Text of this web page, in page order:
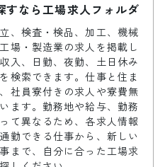
すなら工場求人フォルダ
、検査・検品、加工、機械
場・製造業の求人を掲載し
入、日勤、夜勤、土日休み
検索できます。仕事と住ま
社員寮付きの求人や寮費無
ます。勤務地や給与、勤務
て異なるため、各求人情報
勤できる仕事から、新しい
まで、自分に合った工場求